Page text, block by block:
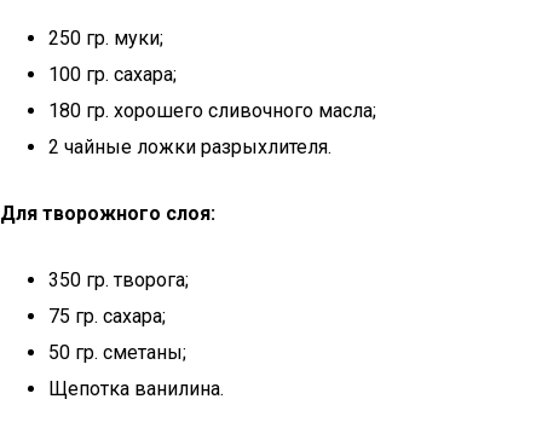
250 гр. муки;
100 гр. сахара;
180 гр. хорошего сливочного масла;
2 чайные ложки разрыхлителя.
Для творожного слоя:
350 гр. творога;
75 гр. сахара;
50 гр. сметаны;
Щепотка ванилина.